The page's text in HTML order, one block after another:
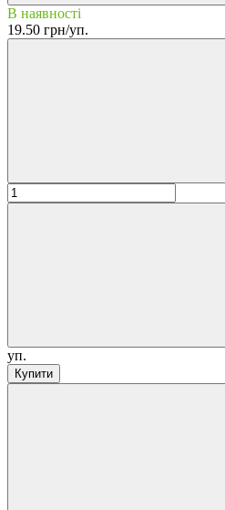
В наявності
19.50 грн/уп.
уп.
Купити